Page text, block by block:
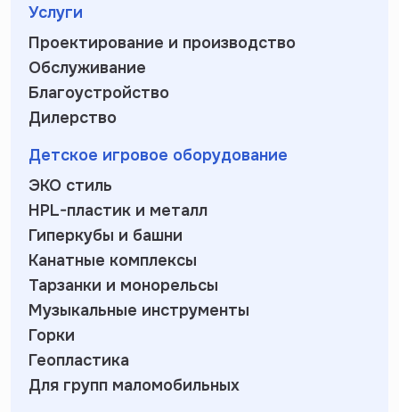
Услуги
Проектирование и производство
Обслуживание
Благоустройство
Дилерство
Детское игровое оборудование
ЭКО стиль
HPL-пластик и металл
Гиперкубы и башни
Канатные комплексы
Тарзанки и монорельсы
Музыкальные инструменты
Горки
Геопластика
Для групп маломобильных